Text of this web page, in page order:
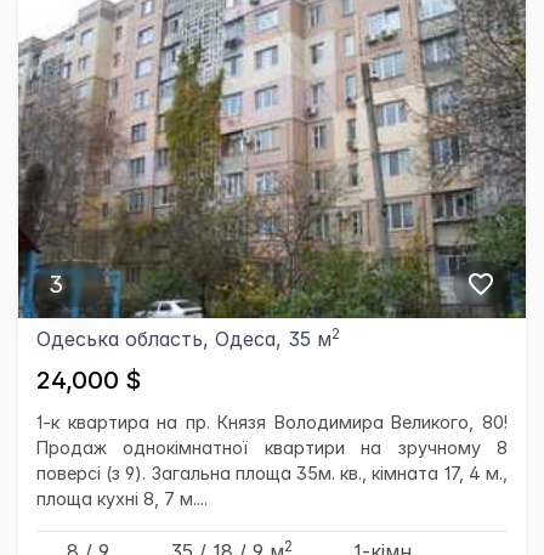
3
Одеська область, Одеса, 35 м2
24,000 $
1-к квартира на пр. Князя Володимира Великого, 80!
Продаж однокімнатної квартири на зручному 8
поверсі (з 9). Загальна площа 35м. кв., кімната 17, 4 м.,
площа кухні 8, 7 м....
2